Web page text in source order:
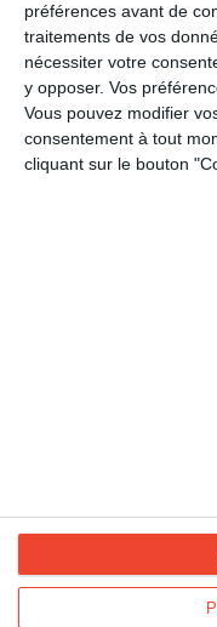
préférences avant de
traitements de vos
nécessiter votre
y opposer. Vos
Vous pouvez modifier
consentement à tout
cliquant sur le bouton
VOIR